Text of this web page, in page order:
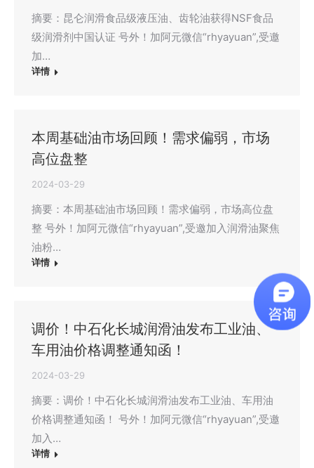
摘要：昆仑润滑食品级液压油、齿轮油获得NSF食品
级润滑剂中国认证 号外！加阿元微信“rhyayuan”,受邀
加…
详情
本周基础油市场回顾！需求偏弱，市场
高位盘整
2024-03-29
摘要：本周基础油市场回顾！需求偏弱，市场高位盘
整 号外！加阿元微信“rhyayuan”,受邀加入润滑油聚焦
油粉…
详情
调价！中石化长城润滑油发布工业油、
车用油价格调整通知函！
2024-03-29
摘要：调价！中石化长城润滑油发布工业油、车用油
价格调整通知函！ 号外！加阿元微信“rhyayuan”,受邀
加入…
详情